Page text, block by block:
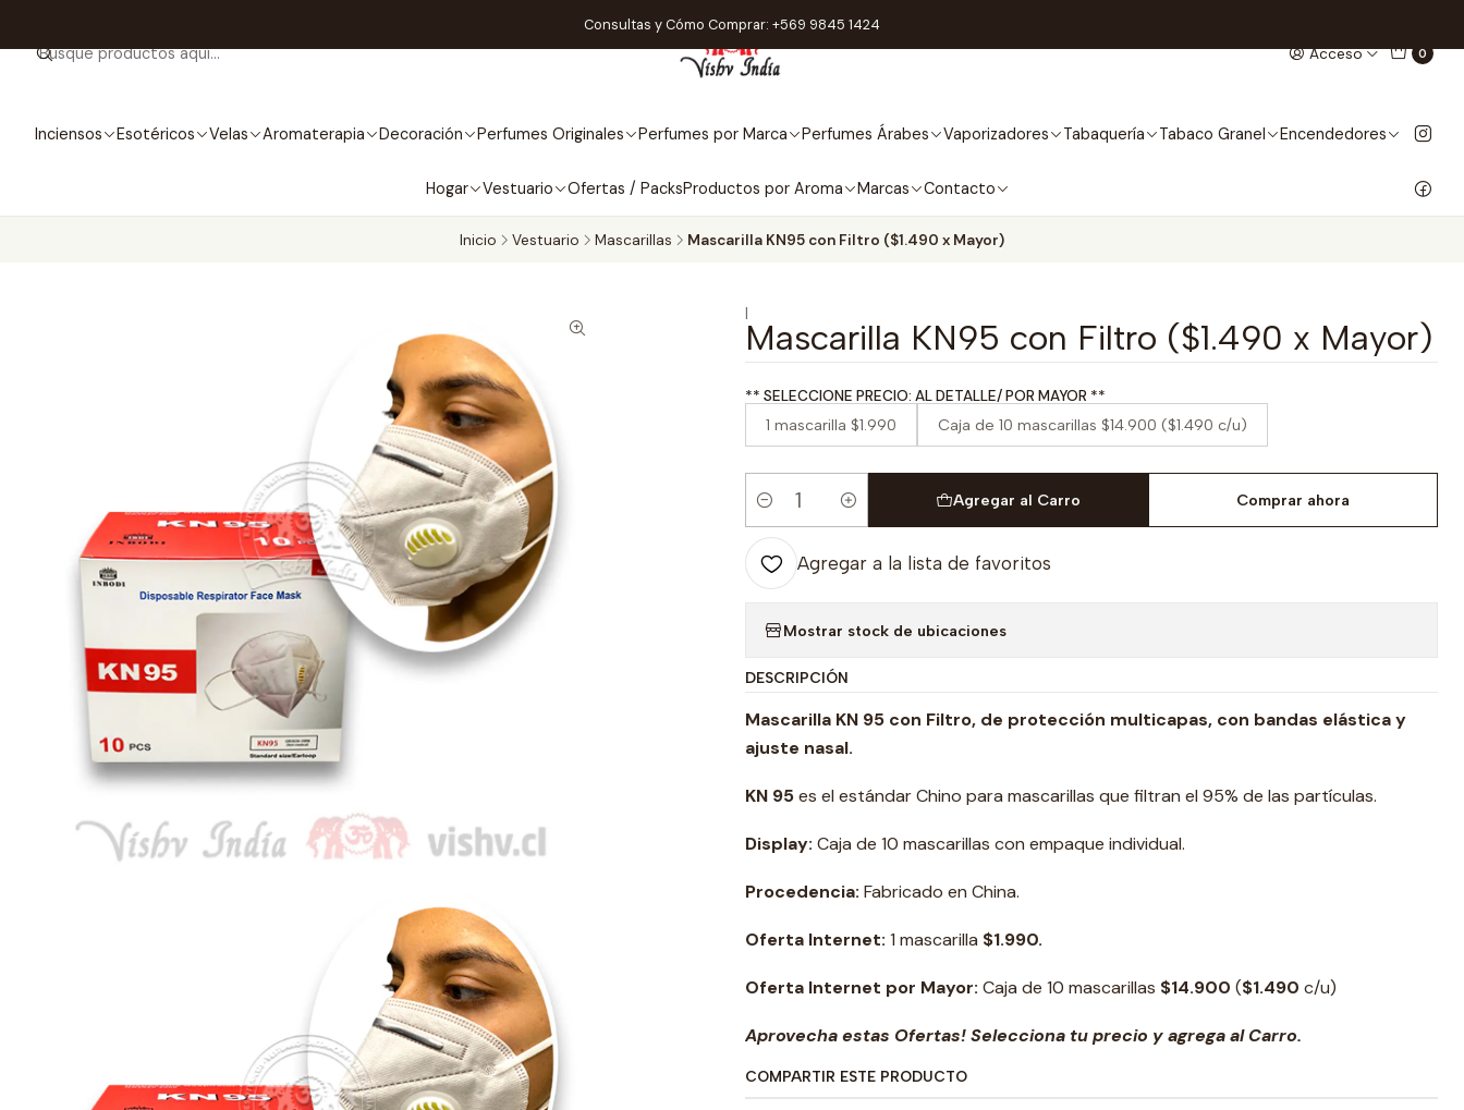
Acceso 0
Inciensos Esotéricos Velas Aromaterapia Decoración Perfumes Originales Perfumes por Marca Perfumes Árabes Vaporizadores Tabaquería Tabaco Granel Encendedores
Hogar Vestuario Ofertas / PacksProductos por Aroma Marcas Contacto
Consultas y Cómo Comprar: +569 9845 1424
Inicio Vestuario Mascarillas Mascarilla KN95 con Filtro ($1.490 x Mayor)
|
Mascarilla KN95 con Filtro ($1.490 x Mayor)
** SELECCIONE PRECIO: AL DETALLE/ POR MAYOR **
1 mascarilla $1.990 Caja de 10 mascarillas $14.900 ($1.490 c/u)
Cantidad
Agregar al Carro Comprar ahora
Agregar a la lista de favoritos
Mostrar stock de ubicaciones
DESCRIPCIÓN
Mascarilla KN 95 con Filtro, de protección multicapas, con bandas elástica y
ajuste nasal.
KN 95es el estándar Chino para mascarillas que filtran el 95% de las partículas.
Display: Caja de 10 mascarillas con empaque individual.
Procedencia: Fabricado en China.
Oferta Internet: 1 mascarilla $1.990.
Oferta Internet por Mayor: Caja de 10 mascarillas $14.900 ($1.490 c/u)
Aprovecha estas Ofertas! Selecciona tu precio y agrega al Carro.
COMPARTIR ESTE PRODUCTO